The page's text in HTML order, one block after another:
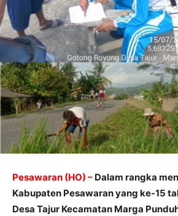
Pesawaran (HO) – Dalam rangka
Kabupaten Pesawaran yang ke-15
Desa Tajur Kecamatan Marga